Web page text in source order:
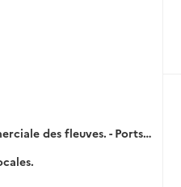
des fleuves. - Ports ouverts.